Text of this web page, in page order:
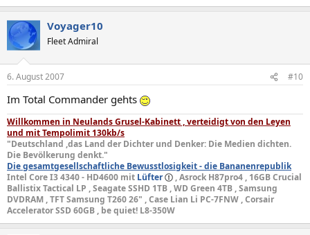
Voyager10
Fleet Admiral
6. August 2007 #10
Im Total Commander gehts
Willkommen in Neulands Grusel-Kabinett , verteidigt von den Leyen
und mit Tempolimit 130kb/s
"Deutschland ,das Land der Dichter und Denker: Die Medien dichten.
Die Bevölkerung denkt."
Die gesamtgesellschaftliche Bewusstlosigkeit - die Bananenrepublik
Intel Core I3 4340 - HD4600 mit Lüfter
, Asrock H87pro4 , 16GB Crucial
Ballistix Tactical LP , Seagate SSHD 1TB , WD Green 4TB , Samsung
DVDRAM , TFT Samsung T260 26" , Case Lian Li PC-7FNW , Corsair
Accelerator SSD 60GB , be quiet! L8-350W